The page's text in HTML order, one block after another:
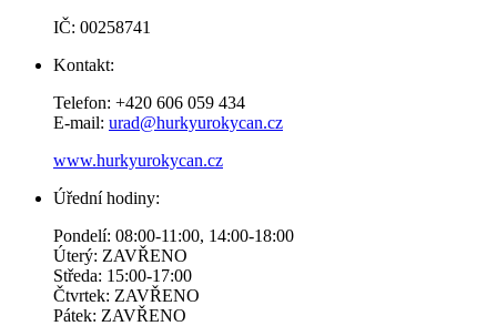
IČ: 00258741
Kontakt:
Telefon: +420 606 059 434
E-mail: urad@hurkyurokycan.cz
www.hurkyurokycan.cz
Úřední hodiny:
Pondelí: 08:00-11:00, 14:00-18:00
Úterý: ZAVŘENO
Středa: 15:00-17:00
Čtvrtek: ZAVŘENO
Pátek: ZAVŘENO